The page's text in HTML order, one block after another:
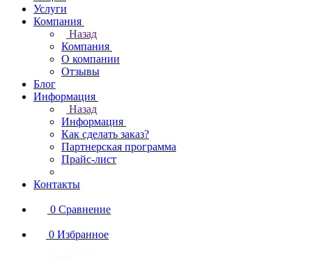
Услуги
Компания
Назад
Компания
О компании
Отзывы
Блог
Информация
Назад
Информация
Как сделать заказ?
Партнерская программа
Прайс-лист
Контакты
0 Сравнение
0 Избранное